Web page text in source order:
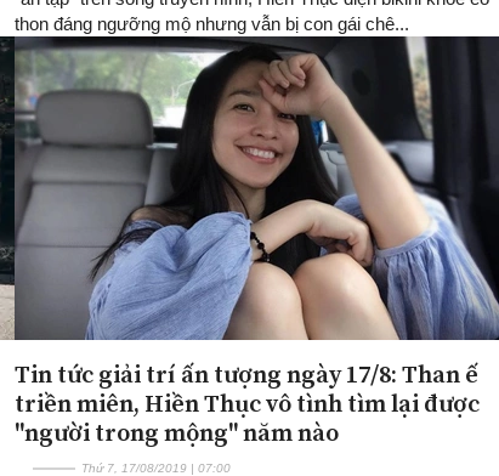
thon đáng ngưỡng mộ nhưng vẫn bị con gái chê...
Tin tức giải trí ấn tượng ngày 17/8: Than ế
triền miên, Hiền Thục vô tình tìm lại được
''người trong mộng" năm nào
Thứ 7, 17/08/2019 | 07:00